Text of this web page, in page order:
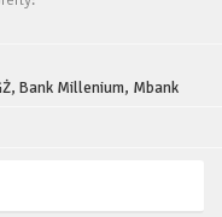
Bank Millenium, Mbank